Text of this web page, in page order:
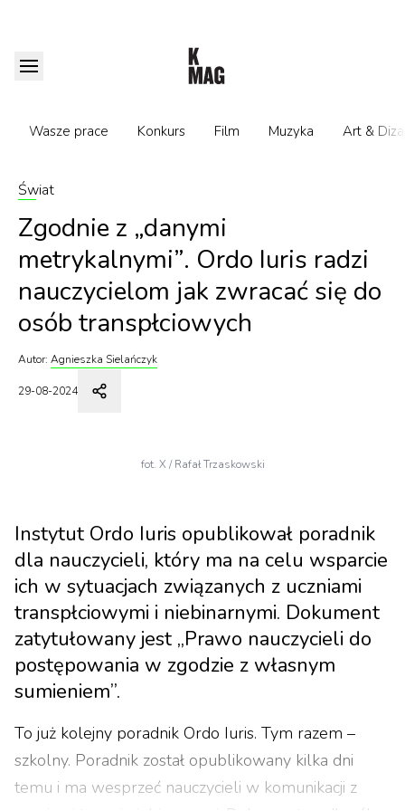
Wasze prace Konkurs Film Muzyka Art &
Świat
Zgodnie z „danymi
metrykalnymi”. Ordo Iuris radzi
nauczycielom jak zwracać się do
osób transpłciowych
Autor: Agnieszka Sielańczyk
29-08-2024
fot. X / Rafał Trzaskowski
Instytut Ordo Iuris opublikował poradnik
dla nauczycieli, który ma na celu wsparcie
ich w sytuacjach związanych z uczniami
transpłciowymi i niebinarnymi. Dokument
zatytułowany jest „Prawo nauczycieli do
postępowania w zgodzie z własnym
sumieniem”.
To już kolejny poradnik Ordo Iuris. Tym razem –
szkolny. Poradnik został opublikowany kilka dni
temu i ma wesprzeć nauczycieli w komunikacji z